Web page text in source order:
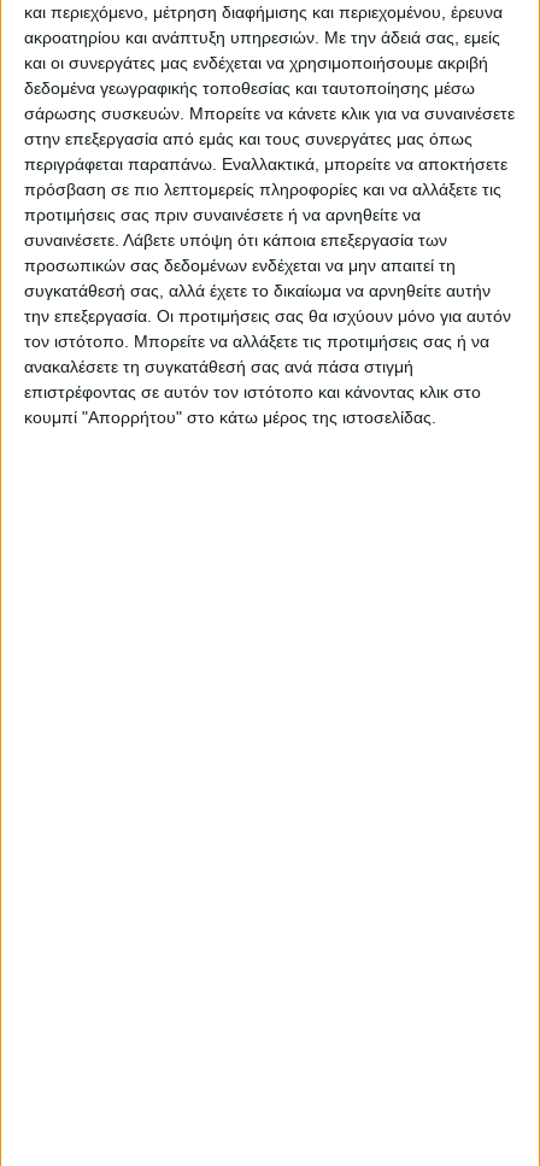
και περιεχόμενο, μέτρηση διαφήμισης και περιεχομένου, έρευνα
ακροατηρίου και ανάπτυξη υπηρεσιών. Με την άδειά σας, εμείς
και οι συνεργάτες μας ενδέχεται να χρησιμοποιήσουμε ακριβή
δεδομένα γεωγραφικής τοποθεσίας και ταυτοποίησης μέσω
σάρωσης συσκευών. Μπορείτε να κάνετε κλικ για να συναινέσετε
στην επεξεργασία από εμάς και τους συνεργάτες μας όπως
περιγράφεται παραπάνω. Εναλλακτικά, μπορείτε να αποκτήσετε
πρόσβαση σε πιο λεπτομερείς πληροφορίες και να αλλάξετε τις
προτιμήσεις σας πριν συναινέσετε ή να αρνηθείτε να
συναινέσετε. Λάβετε υπόψη ότι κάποια επεξεργασία των
προσωπικών σας δεδομένων ενδέχεται να μην απαιτεί τη
συγκατάθεσή σας, αλλά έχετε το δικαίωμα να αρνηθείτε αυτήν
την επεξεργασία. Οι προτιμήσεις σας θα ισχύουν μόνο για αυτόν
τον ιστότοπο. Μπορείτε να αλλάξετε τις προτιμήσεις σας ή να
ανακαλέσετε τη συγκατάθεσή σας ανά πάσα στιγμή
επιστρέφοντας σε αυτόν τον ιστότοπο και κάνοντας κλικ στο
κουμπί "Απορρήτου" στο κάτω μέρος της ιστοσελίδας.
Ακολούθησε την εφημερίδα ΝΕΟΣ
ΑΓΩΝ στο Google News!
Όλες οι εξελίξεις στην περιοχή της
Καρδίτσας και ευρύτερα της Θεσσαλίας
ΠΡΟΗΓΟΥΜΕΝΟ ΑΡΘΡΟ
Σύλληψη στην Καρδίτσα για
παραβίαση των μέτρων
βιοασφαλείας για την ευλογιά
ΕΠΟΜΕΝΟ ΑΡΘΡΟ
Στο μπλόκο του Ε-65 ο Νίκος
Ανδρουλάκης (ΦΩΤΟ)